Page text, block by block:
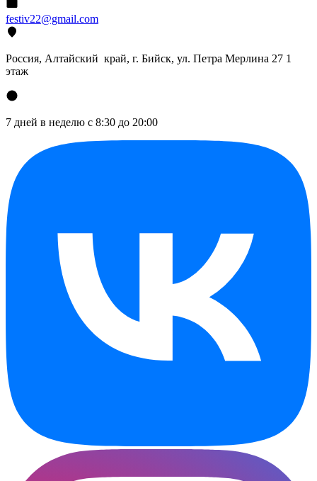
festiv22@gmail.com
Россия, Алтайский край, г. Бийск, ул. Петра Мерлина 27 1
этаж
7 дней в неделю с 8:30 до 20:00